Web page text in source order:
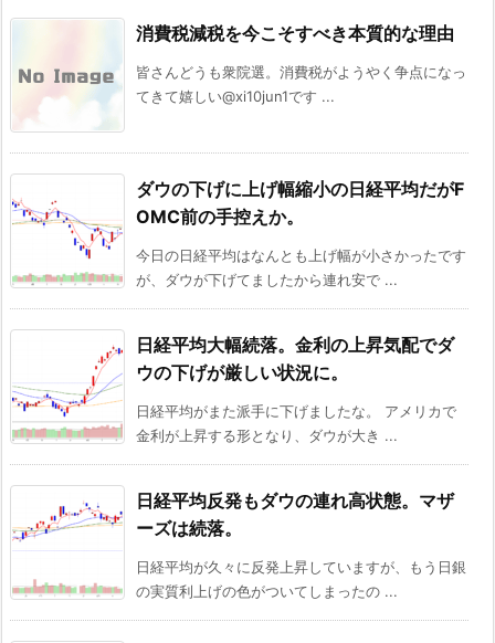
消費税減税を今こそすべき本質的な理由
皆さんどうも衆院選。消費税がようやく争点になっ
てきて嬉しい@xi10jun1です ...
ダウの下げに上げ幅縮小の日経平均だがF
OMC前の手控えか。
今日の日経平均はなんとも上げ幅が小さかったです
が、ダウが下げてましたから連れ安で ...
日経平均大幅続落。金利の上昇気配でダ
ウの下げが厳しい状況に。
日経平均がまた派手に下げましたな。 アメリカで
金利が上昇する形となり、ダウが大き ...
日経平均反発もダウの連れ高状態。マザ
ーズは続落。
日経平均が久々に反発上昇していますが、もう日銀
の実質利上げの色がついてしまったの ...